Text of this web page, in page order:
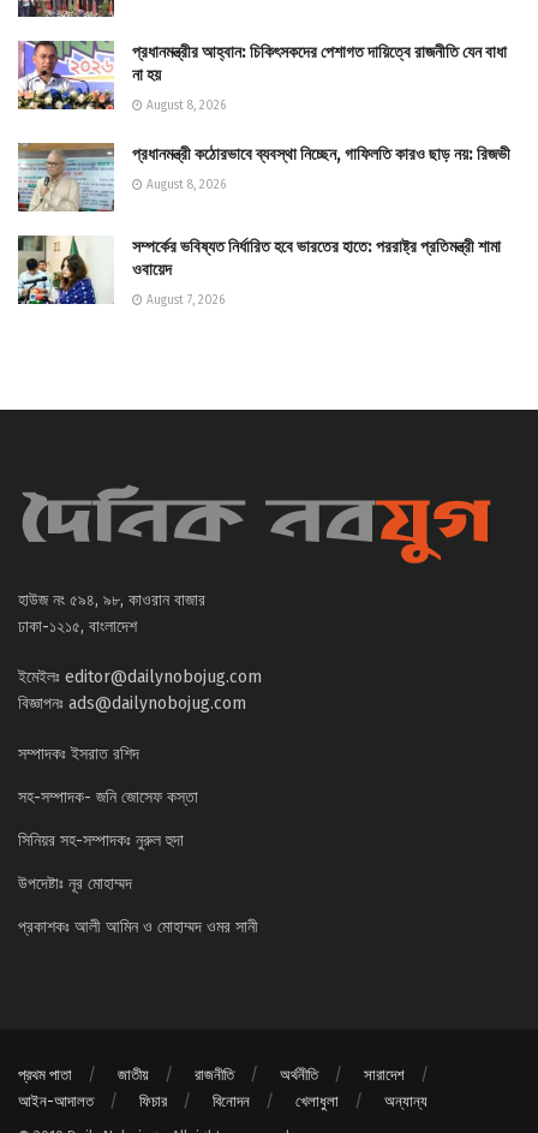
প্রধানমন্ত্রীর আহ্বান: চিকিৎসকদের পেশাগত দায়িত্বে রাজনীতি যেন বাধা
না হয়
August 8, 2026
প্রধানমন্ত্রী কঠোরভাবে ব্যবস্থা নিচ্ছেন, গাফিলতি কারও ছাড় নয়: রিজভী
August 8, 2026
সম্পর্কের ভবিষ্যত নির্ধারিত হবে ভারতের হাতে: পররাষ্ট্র প্রতিমন্ত্রী শামা
ওবায়েদ
August 7, 2026
হাউজ নং ৫৯৪, ৯৮, কাওরান বাজার
ঢাকা-১২১৫, বাংলাদেশ
ইমেইলঃ editor@dailynobojug.com
বিজ্ঞাপনঃ ads@dailynobojug.com
সম্পাদকঃ ইসরাত রশিদ
সহ-সম্পাদক- জনি জোসেফ কস্তা
সিনিয়র সহ-সম্পাদকঃ নুরুল হুদা
উপদেষ্টাঃ নূর মোহাম্মদ
প্রকাশকঃ আলী আমিন ও মোহাম্মদ ওমর সানী
প্রথম পাতা জাতীয় রাজনীতি অর্থনীতি
সারাদেশ
আইন-আদালত
ফিচার বিনোদন খেলাধুলা অন্যান্য